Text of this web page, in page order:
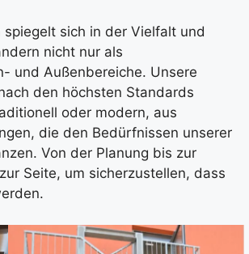
Maßnahmen
sich in der Vielfalt und
nicht nur als
und Außenbereiche. Unsere
den höchsten Standards
oder modern, aus
die den Bedürfnissen unserer
Von der Planung bis zur
Seite, um sicherzustellen, dass